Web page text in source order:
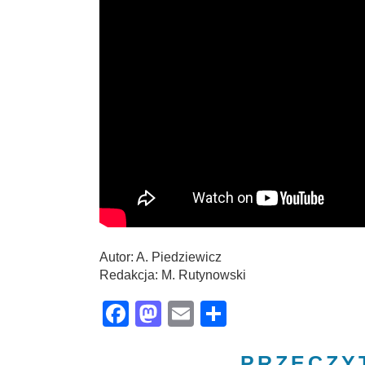
Autor: A. Piedziewicz
Redakcja: M. Rutynowski
Facebook
Mastodon
Email